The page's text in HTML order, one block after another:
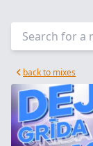
back to mixes